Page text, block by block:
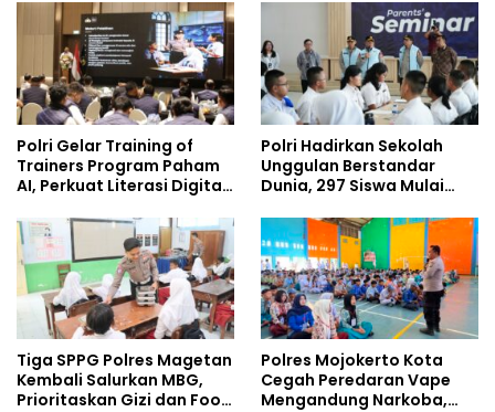
Policing Masuki Babak
Polri Gelar Training of
Trainers Program Paham
AI, Perkuat Literasi Digital
Polri Hadirkan Sekolah
Unggulan Berstandar
Dunia, 297 Siswa Mulai
Tiga SPPG Polres Magetan
Kembali Salurkan MBG,
Prioritaskan Gizi dan Food
Polres Mojokerto Kota
Cegah Peredaran Vape
Mengandung Narkoba,